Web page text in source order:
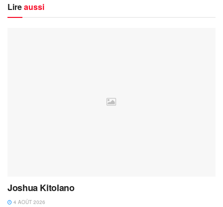
Lireaussi
Joshua Kitolano
4 AOÛT 2026